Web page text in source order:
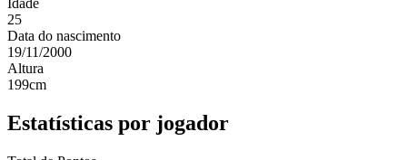
Idade
25
Data do nascimento
19/11/2000
Altura
199cm
Estatísticas por jogador